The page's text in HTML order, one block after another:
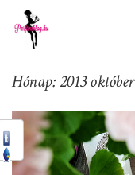
Hónap: 2013 október